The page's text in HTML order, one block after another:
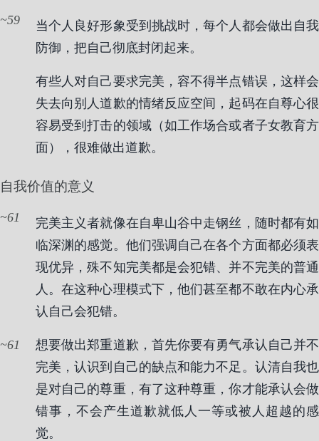
59
当个人良好形象受到挑战时，每个人都会做出自我
防御，把自己彻底封闭起来。
有些人对自己要求完美，容不得半点错误，这样会
失去向别人道歉的情绪反应空间，起码在自尊心很
容易受到打击的领域（如工作场合或者子女教育方
面），很难做出道歉。
自我价值的意义
61
完美主义者就像在自卑山谷中走钢丝，随时都有如
临深渊的感觉。他们强调自己在各个方面都必须表
现优异，殊不知完美都是会犯错、并不完美的普通
人。在这种心理模式下，他们甚至都不敢在内心承
认自己会犯错。
61
想要做出郑重道歉，首先你要有勇气承认自己并不
完美，认识到自己的缺点和能力不足。认清自我也
是对自己的尊重，有了这种尊重，你才能承认会做
错事，不会产生道歉就低人一等或被人超越的感
觉。